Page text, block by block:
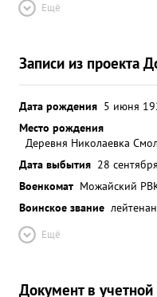
Ещё
Записи из проекта
Дата рождения 5 июня
Место рождения
Деревня Николаевка
Дата выбытия 28
Военкомат Можайский
Воинское звание
Ещё
Документ в учетной